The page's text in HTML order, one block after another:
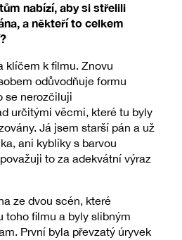
nabízí, aby si střelili
a někteří to celkem
klíčem k filmu. Znovu
odůvodňuje formu
se nerozčiluji
určitými věcmi, které tu byly
Já jsem starší pán a už
ani kyblíky s barvou
to za adekvátní výraz
ze dvou scén, které
toho filmu a byly slibným
První byla převzatý úryvek